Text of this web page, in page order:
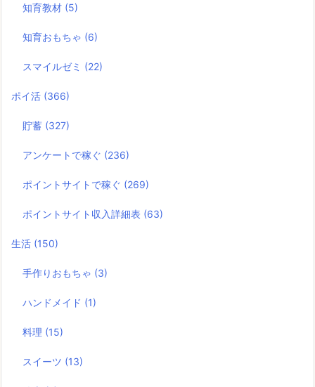
知育教材 (5)
知育おもちゃ (6)
スマイルゼミ (22)
ポイ活 (366)
貯蓄 (327)
アンケートで稼ぐ (236)
ポイントサイトで稼ぐ (269)
ポイントサイト収入詳細表 (63)
生活 (150)
手作りおもちゃ (3)
ハンドメイド (1)
料理 (15)
スイーツ (13)